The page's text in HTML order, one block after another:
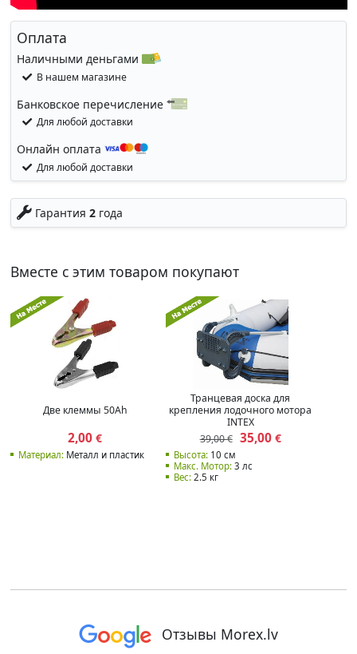
Оплата
Наличными деньгами
В нашем магазине
Банковское перечисление
Для любой доставки
Онлайн оплата
Для любой доставки
Гарантия 2года
Вместе с этим товаром покупают
Две клеммы 50Ah
2,00 €
Материал:Металл и пластик
Транцевая доска для
крепления лодочного мотора
INTEX
39,00 € 35,00€
Высота:10 см
Макс. Мотор:3 лс
Вес:2.5 кг
Отзывы Morex.lv